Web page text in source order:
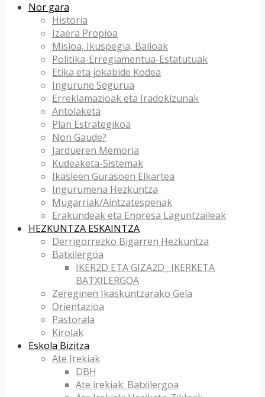
Nor gara
Historia
Izaera Propioa
Misioa, Ikuspegia, Balioak
Politika-Erreglamentua-Estatutuak
Etika eta jokabide Kodea
Ingurune Segurua
Erreklamazioak eta Iradokizunak
Antolaketa
Plan Estrategikoa
Non Gaude?
Jardueren Memoria
Kudeaketa-Sistemak
Ikasleen Gurasoen Elkartea
Ingurumena Hezkuntza
Mugarriak/Aintzatespenak
Erakundeak eta Enpresa Laguntzaileak
HEZKUNTZA ESKAINTZA
Derrigorrezko Bigarren Hezkuntza
Batxilergoa
IKER2D ETA GIZA2D_ IKERKETA
BATXILERGOA
Zereginen Ikaskuntzarako Gela
Orientazioa
Pastorala
Kirolak
Eskola Bizitza
Ate Irekiak
DBH
Ate irekiak: Batxilergoa